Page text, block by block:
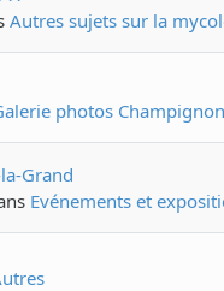
Autres sujets sur la
photos
Grand
Evénements et